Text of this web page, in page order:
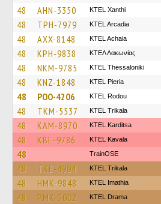
48 AHN-3350 KTEL Xanthi
48 TPH-7979 KTEL Arcadia
48 AXX-8148 KTEL Achaia
48 KPH-9838 ΚΤΕΛ Λακωνίας
48 NKM-9785 KTEL Thessaloniki
48 KNZ-1848 KTEL Pieria
48 POO-4206 ΚΤΕL Rodou
48 TKM-5537 ΚΤΕL Τrikala
48 KAM-8970 ΚΤΕL Karditsa
48 KBE-9786 KTEL Kavala
48 TrainΟSE
48 TKE-4904 ΚΤΕL Τrikala
48 HMK-9848 KTEL Imathia
48 PMK-5002 KTEL Drama